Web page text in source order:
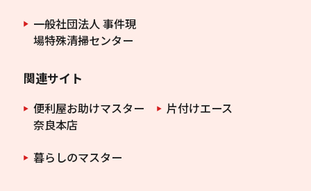
一般社団法人 事件現
場特殊清掃センター
関連サイト
便利屋お助けマスター
奈良本店
片付けエース
暮らしのマスター